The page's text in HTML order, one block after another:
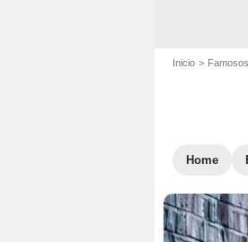
Inicio Famosos
Home